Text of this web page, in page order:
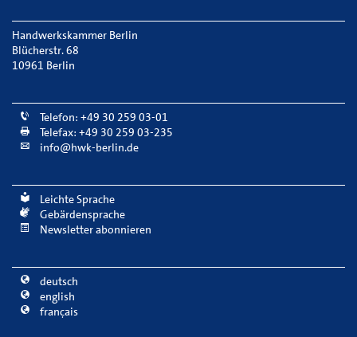
Handwerkskammer Berlin
Blücherstr. 68
10961 Berlin
Telefon: +49 30 259 03-01
Telefax: +49 30 259 03-235
info@hwk-berlin.de
Leichte Sprache
Gebärdensprache
Newsletter abonnieren
deutsch
english
français